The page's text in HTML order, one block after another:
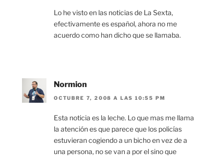
Lo he visto en las noticias de La Sexta,
efectivamente es español, ahora no me
acuerdo como han dicho que se llamaba.
Normion
OCTUBRE 7, 2008 A LAS 10:55 PM
Esta noticia es la leche. Lo que mas me llama
la atención es que parece que los policías
estuvieran cogiendo a un bicho en vez de a
una persona, no se van a por el sino que